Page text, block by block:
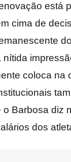
está
cima de
nítida
coloca na
o Barbosa diz
dos